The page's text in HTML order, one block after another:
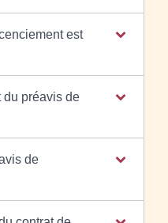
est
du préavis de
de